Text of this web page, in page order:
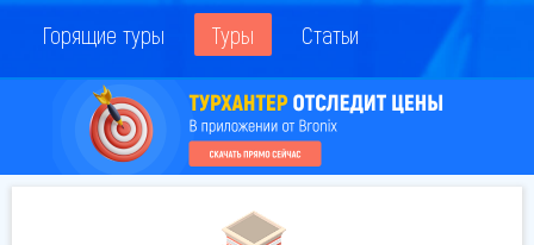
Горящие туры Туры Статьи